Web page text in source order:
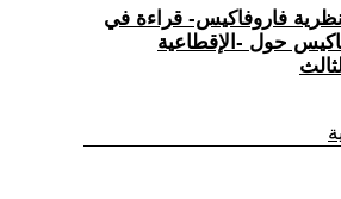
نظرية فاروفاكيس- قراءة في
حول -الإقطاعية